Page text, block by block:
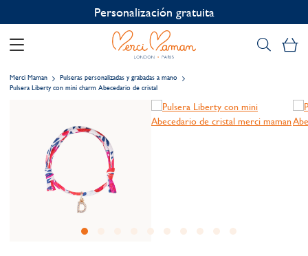
Personalización gratuita
Merci Maman
Pulseras personalizadas y grabadas a mano
Pulsera Liberty con mini charm Abecedario de cristal